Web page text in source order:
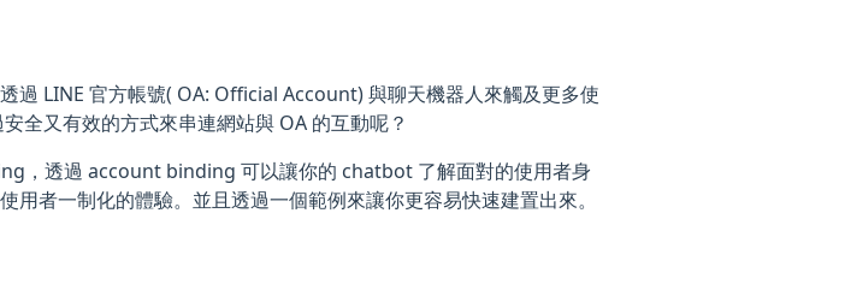
過 LINE 官方帳號( OA: Official Account) 與聊天機器人來觸及更多使
全又有效的方式來串連網站與 OA 的互動呢？
，透過 account binding 可以讓你的 chatbot 了解面對的使用者身
用者一制化的體驗。並且透過一個範例來讓你更容易快速建置出來。